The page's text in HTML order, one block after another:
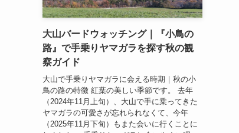
大山バードウォッチング｜『小鳥の
路』で手乗りヤマガラを探す秋の観
察ガイド
大山で手乗りヤマガラに会える時期｜秋の小
鳥の路の特徴 紅葉の美しい季節です。 去年
（2024年11月上旬）、大山で手に乗ってきた
ヤマガラの可愛さが忘れられなくて、今年
（2025年11月下旬）もまた会いに行くことに